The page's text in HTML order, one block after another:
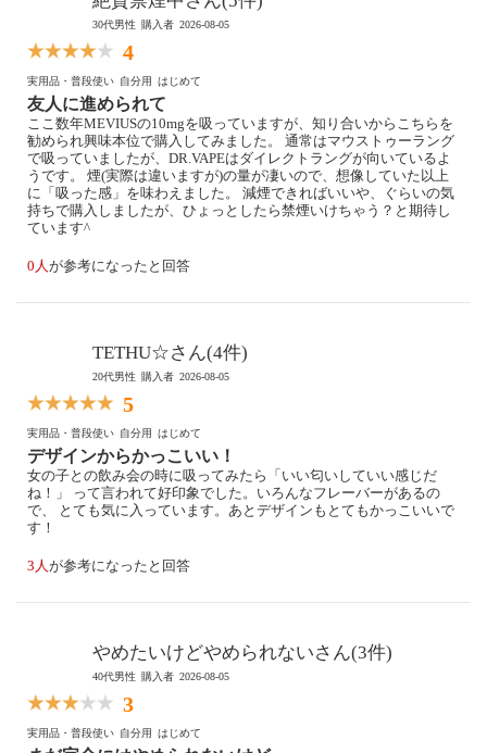
30代男性 購入者 2026-08-05
4
実用品・普段使い 自分用 はじめて
友人に進められて
ここ数年MEVIUSの10mgを吸っていますが、知り合いからこちらを
勧められ興味本位で購入してみました。 通常はマウストゥーラング
で吸っていましたが、DR.VAPEはダイレクトラングが向いているよ
うです。 煙(実際は違いますが)の量が凄いので、想像していた以上
に「吸った感」を味わえました。 減煙できればいいや、ぐらいの気
持ちで購入しましたが、ひょっとしたら禁煙いけちゃう？と期待し
ています^
0人 が参考になったと回答
TETHU☆さん(4件)
20代男性 購入者 2026-08-05
5
実用品・普段使い 自分用 はじめて
デザインからかっこいい！
女の子との飲み会の時に吸ってみたら「いい匂いしていい感じだ
ね！」 って言われて好印象でした。いろんなフレーバーがあるの
で、 とても気に入っています。あとデザインもとてもかっこいいで
す！
3人 が参考になったと回答
やめたいけどやめられないさん(3件)
40代男性 購入者 2026-08-05
3
実用品・普段使い 自分用 はじめて